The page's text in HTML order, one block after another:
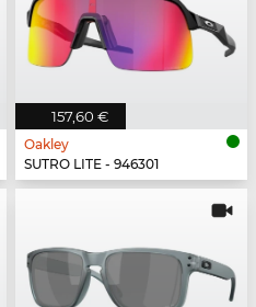
157,60 €
Oakley
SUTRO LITE - 946301